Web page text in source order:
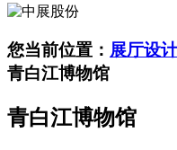
您当前位置： 展厅设
青白江博物馆
青白江博物馆